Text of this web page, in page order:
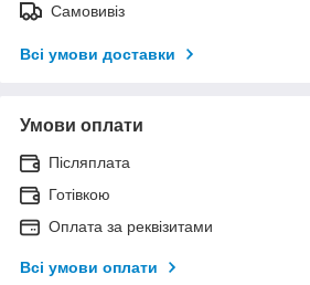
Самовивіз
Всі умови доставки
Умови оплати
Післяплата
Готівкою
Оплата за реквізитами
Всі умови оплати